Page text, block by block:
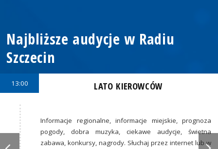
Najbliższe audycje w Radiu
Szczecin
13:00 LATO KIEROWCÓW
Informacje regionalne, informacje miejskie, prognoza
pogody, dobra muzyka, ciekawe audycje, świetna
zabawa, konkursy, nagrody. Słuchaj przez internet lub w